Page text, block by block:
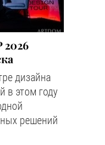
дизайна
в этом году
решений